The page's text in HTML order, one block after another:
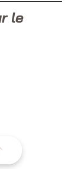
le
ans